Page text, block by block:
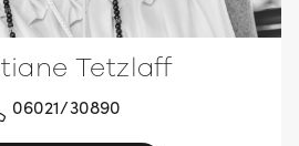
Tetzlaff
06021/30890